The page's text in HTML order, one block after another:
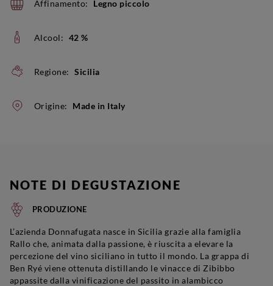
Affinamento: Legno piccolo
Alcool: 42 %
Regione: Sicilia
Origine: Made in Italy
NOTE DI DEGUSTAZIONE
PRODUZIONE
L’azienda Donnafugata nasce in Sicilia grazie alla famiglia
Rallo che, animata dalla passione, è riuscita a elevare la
percezione del vino siciliano in tutto il mondo. La grappa di
Ben Ryé viene ottenuta distillando le vinacce di Zibibbo
appassite dalla vinificazione del passito in alambicco